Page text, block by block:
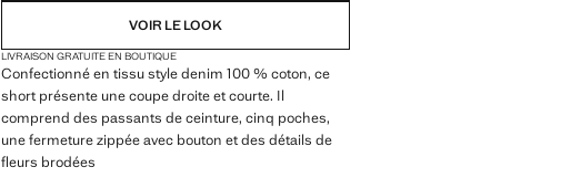
VOIR LE LOOK
LIVRAISON GRATUITE EN BOUTIQUE
Confectionné en tissu style denim 100 % coton, ce
short présente une coupe droite et courte. Il
comprend des passants de ceinture, cinq poches,
une fermeture zippée avec bouton et des détails de
fleurs brodées